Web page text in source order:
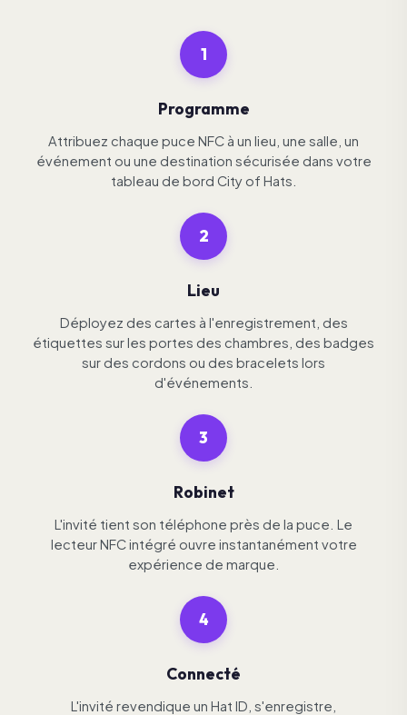
1
Programme
Attribuez chaque puce NFC à un lieu, une salle, un
événement ou une destination sécurisée dans votre
tableau de bord City of Hats.
2
Lieu
Déployez des cartes à l'enregistrement, des
étiquettes sur les portes des chambres, des badges
sur des cordons ou des bracelets lors
d'événements.
3
Robinet
L'invité tient son téléphone près de la puce. Le
lecteur NFC intégré ouvre instantanément votre
expérience de marque.
4
Connecté
L'invité revendique un Hat ID, s'enregistre,